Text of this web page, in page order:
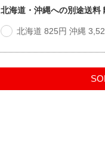
北海道・沖縄への別途送料
北海道 825円 沖縄